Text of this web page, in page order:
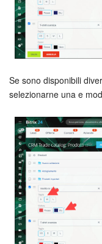
Gestione
Telefonia
Mio profilo
Enterprise
Bitrix24 On-
Bitrix24
Domande
Se sono disponibili
selezionarne una e